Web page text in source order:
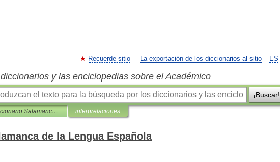
ES
Recuerde sitio La exportación de los diccionarios al sitio
y las enciclopedias sobre el Académico
¡Buscar!
Diccionario Salamanca de la Lengua Española interpretaciones
de la Lengua Española